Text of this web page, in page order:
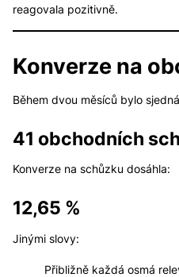
reagovala pozitivně.
Konverze na
Během dvou měsíců bylo
41 obchodních
Konverze na schůzku dosáhla:
12,65 %
Jinými slovy:
Přibližně každá osmá